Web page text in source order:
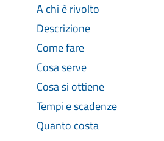
A chi è rivolto
Descrizione
Come fare
Cosa serve
Cosa si ottiene
Tempi e scadenze
Quanto costa